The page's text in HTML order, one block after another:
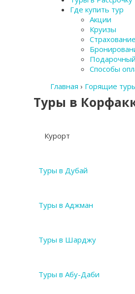
Где купить тур
Акции
Круизы
Способы
Главная › Горящие
Туры в
Курорт
Туры в Дубай
Туры в Аджман
Туры в Шарджу
Туры в Абу-Даби